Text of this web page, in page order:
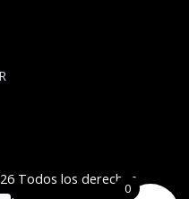
Todos los derechos
0